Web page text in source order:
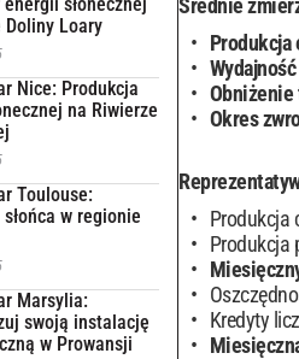
Loary
Nice: Produkcja
na Riwierze
Toulouse:
w regionie
Marsylia:
swoją instalację
w Prowansji
Średnie
Produkcja
Okres
Produkcja
Produkcja
Kredyty